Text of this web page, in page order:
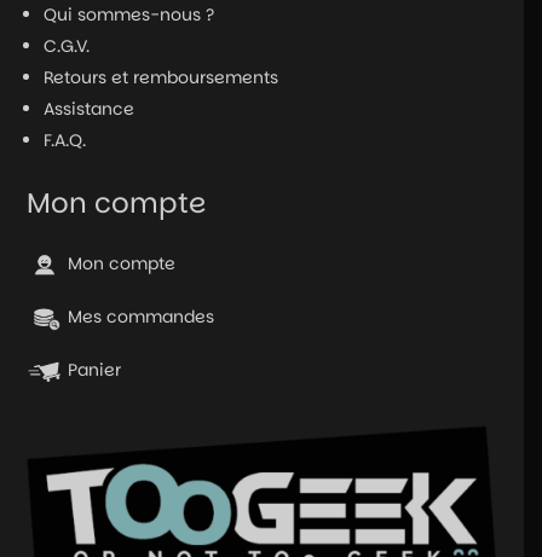
Qui sommes-nous ?
C.G.V.
Retours et remboursements
Assistance
F.A.Q.
Mon compte
Mon compte
Mes commandes
Panier